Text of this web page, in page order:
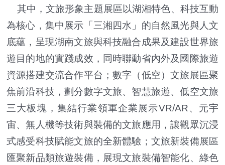
其中，文旅形象主題展區以湖湘特色、科技互動
為核心，集中展示「三湘四水」的自然風光與人文
底蘊，呈現湖南文旅與科技融合成果及建設世界旅
遊目的地的實踐成效，同時聯動省內外及國際旅遊
資源搭建交流合作平台；數字（低空）文旅展區聚
焦前沿科技，劃分數字文旅、智慧旅遊、低空文旅
三大板塊，集結行業領軍企業展示VR/AR、元宇
宙、無人機等技術與裝備的文旅應用，讓觀眾沉浸
式感受科技賦能文旅的全新體驗；文旅新裝備展區
匯聚新品類旅遊裝備，展現文旅裝備智能化、綠色